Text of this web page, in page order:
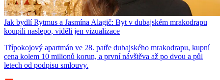
Jak bydlí Rytmus a Jasmína Alagič: Byt v dubajském mrakodrapu
koupili naslepo, viděli jen vizualizace
Třípokojový apartmán ve 28. patře dubajského mrakodrapu, kupní
cena kolem 10 milionů korun, a první návštěva až po dvou a půl
letech od podpisu smlouvy.